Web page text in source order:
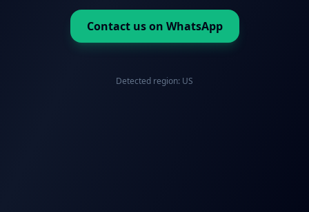
Contact us on WhatsApp
Detected region: US